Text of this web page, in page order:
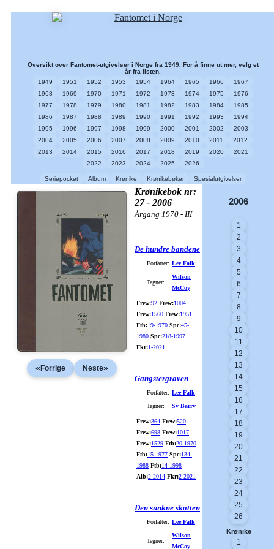
Oversikt over Fantomet-utgivelser i Norge fra 1949. For å finne ut mer, velg et
år fra listen.
1949
1951 1952 1953 1954 1964 1965 1966
1967
1968
1969 1970 1971 1972 1973 1974 1975
1976
1977
1978 1979 1980 1981 1982 1983 1984
1985
1986
1987 1988 1989 1990 1991 1992 1993
1994
1995
1996 1997 1998 1999 2000 2001 2002
2003
2004
2005 2006 2007 2008 2009 2010 2011
2012
2013
2014 2015 2016 2017 2018 2019 2020
2021
2022
2023 2024 2025 2026
Seriepocket Album Krønike Krønikebøker Spesialutgivelser
« Forrige Neste»
Krønikebok nr:
27 - 2006
Årgang 1970 - III
De hundre bandene
Forfatter: Lee Falk
Tegner:
Wilson
McCoy
Frew:92 Frew:1004
Frew:1560 Frew:1951
Ftb:19-1970 Spc:45-
1980 Spc:218-1997
Fkr:1-2021
Gangstergraven
Forfatter: Lee Falk
Tegner:
Sy Barry
Frew:364 Frew:520
Frew:698 Frew:1017
Frew:1529 Ftb:20-1970
Ftb:15-1977 Spc:134-
1988 Ftb:14-1998
Alb:2-2014 Fkr:2-2021
Den sunkne skatten
Forfatter: Lee Falk
Tegner:
Wilson
McCoy
2006
1
2
3
4
5
6
7
8
9
10
11
12
13
14
15
16
17
18
19
20
21
22
23
24
25
26
Krønike
1